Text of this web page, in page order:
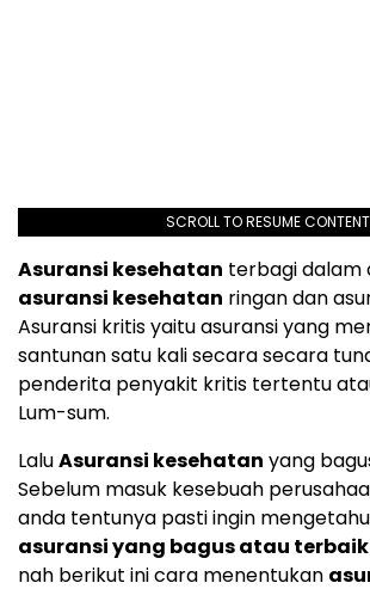
SCROLL TO RESUME CONTENT
Asuransi kesehatan terbagi dalam
asuransi kesehatan ringan dan
Asuransi kritis yaitu asuransi yang
santunan satu kali secara secara
penderita penyakit kritis tertentu
Lum-sum.
LaluAsuransi kesehatan yang
Sebelum masuk kesebuah
anda tentunya pasti ingin
asuransi yang bagus atau
nah berikut ini cara menentukan